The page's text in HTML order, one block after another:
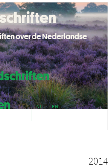
NL EN
over de Nederlandse
2014